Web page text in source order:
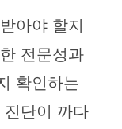
아야 할지
전문성과
확인하는
단이 까다